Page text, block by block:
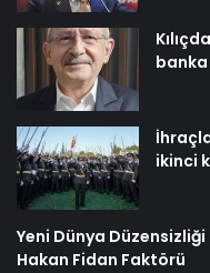
ikinci
Yeni Dünya Düzensizliği
Hakan Fidan Faktörü